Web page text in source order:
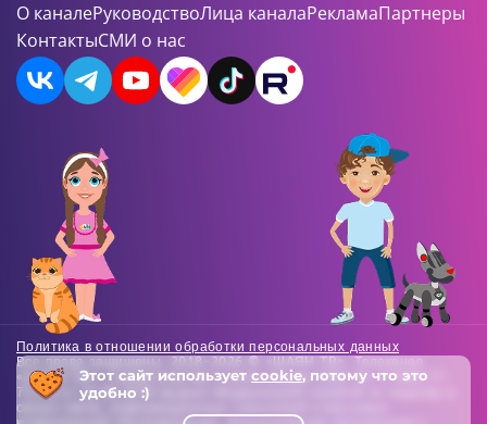
О каналеРуководствоЛица каналаРекламаПартнеры
КонтактыСМИ о нас
Политика в отношении обработки персональных данных
Все права защищены. 2018-2026 © «ШАЯН ТВ». Телеканал
«ШАЯН ТВ» , Свидетельство о регистрации СМИ Эл-Л №ФС77-
73138 от 22.06.2018 выдано Федеральной службой по надзору в
сфере связи, информационных технологий и массовых
Этот сайт использует cookie, потому что это
удобно :)